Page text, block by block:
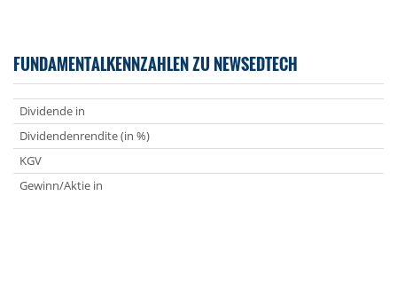
FUNDAMENTALKENNZAHLEN ZU NEWSEDTECH
Dividende in
Dividendenrendite (in %)
KGV
Gewinn/Aktie in